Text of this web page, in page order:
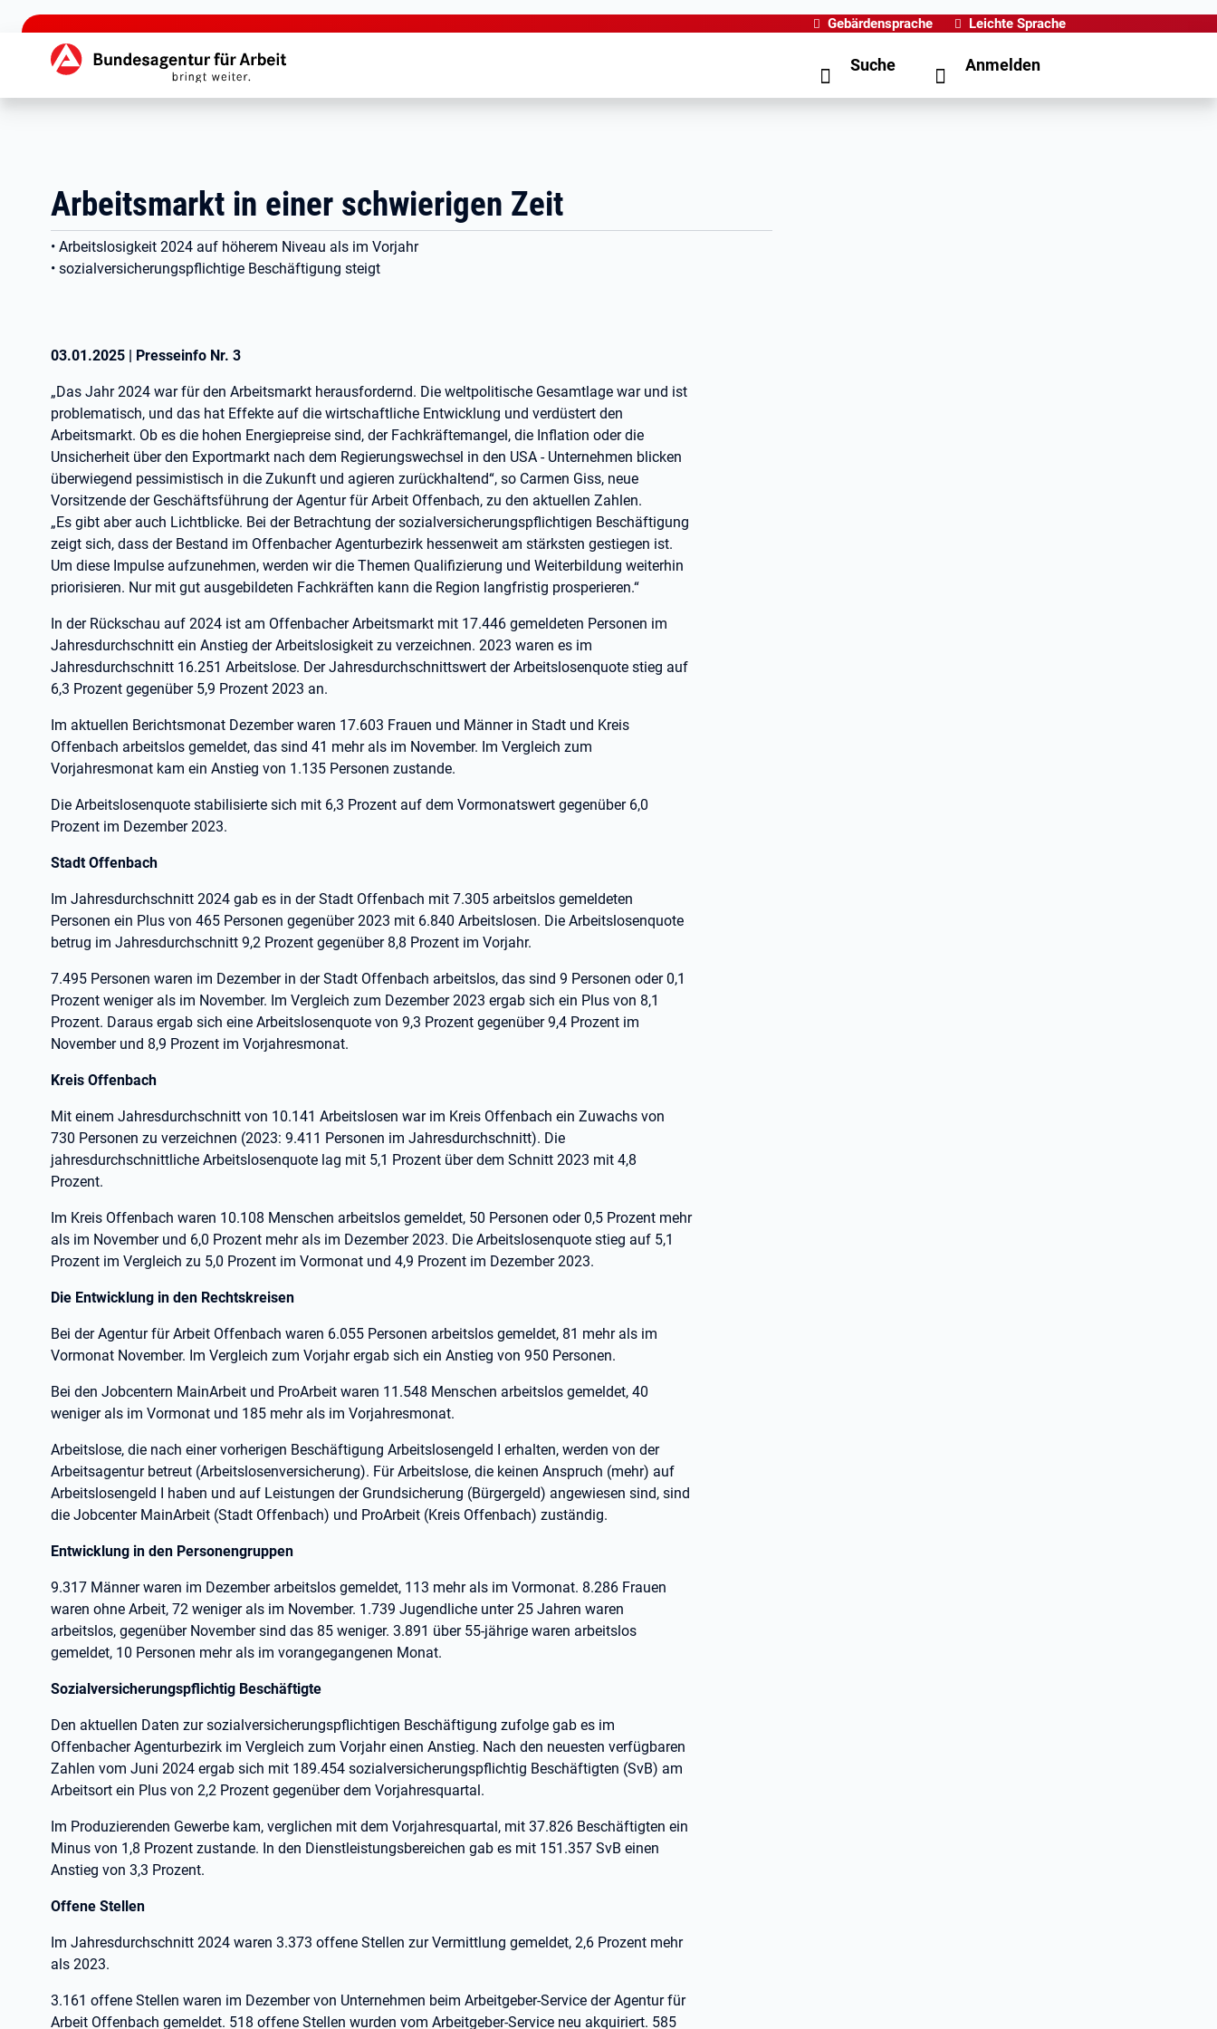
zu den Hauptinhalten springen
Gebärdensprache Leichte Sprache
Hauptnavigation Suche Anmelden
Arbeitsmarkt in einer schwierigen Zeit
• Arbeitslosigkeit 2024 auf höherem Niveau als im Vorjahr
• sozialversicherungspflichtige Beschäftigung steigt
03.01.2025 | Presseinfo Nr. 3
„Das Jahr 2024 war für den Arbeitsmarkt herausfordernd. Die weltpolitische Gesamtlage war und ist
problematisch, und das hat Effekte auf die wirtschaftliche Entwicklung und verdüstert den
Arbeitsmarkt. Ob es die hohen Energiepreise sind, der Fachkräftemangel, die Inflation oder die
Unsicherheit über den Exportmarkt nach dem Regierungswechsel in den USA - Unternehmen blicken
überwiegend pessimistisch in die Zukunft und agieren zurückhaltend“, so Carmen Giss, neue
Vorsitzende der Geschäftsführung der Agentur für Arbeit Offenbach, zu den aktuellen Zahlen.
„Es gibt aber auch Lichtblicke. Bei der Betrachtung der sozialversicherungspflichtigen Beschäftigung
zeigt sich, dass der Bestand im Offenbacher Agenturbezirk hessenweit am stärksten gestiegen ist.
Um diese Impulse aufzunehmen, werden wir die Themen Qualifizierung und Weiterbildung weiterhin
priorisieren. Nur mit gut ausgebildeten Fachkräften kann die Region langfristig prosperieren.“
In der Rückschau auf 2024 ist am Offenbacher Arbeitsmarkt mit 17.446 gemeldeten Personen im
Jahresdurchschnitt ein Anstieg der Arbeitslosigkeit zu verzeichnen. 2023 waren es im
Jahresdurchschnitt 16.251 Arbeitslose. Der Jahresdurchschnittswert der Arbeitslosenquote stieg auf
6,3 Prozent gegenüber 5,9 Prozent 2023 an.
Im aktuellen Berichtsmonat Dezember waren 17.603 Frauen und Männer in Stadt und Kreis
Offenbach arbeitslos gemeldet, das sind 41 mehr als im November. Im Vergleich zum
Vorjahresmonat kam ein Anstieg von 1.135 Personen zustande.
Die Arbeitslosenquote stabilisierte sich mit 6,3 Prozent auf dem Vormonatswert gegenüber 6,0
Prozent im Dezember 2023.
Stadt Offenbach
Im Jahresdurchschnitt 2024 gab es in der Stadt Offenbach mit 7.305 arbeitslos gemeldeten
Personen ein Plus von 465 Personen gegenüber 2023 mit 6.840 Arbeitslosen. Die Arbeitslosenquote
betrug im Jahresdurchschnitt 9,2 Prozent gegenüber 8,8 Prozent im Vorjahr.
7.495 Personen waren im Dezember in der Stadt Offenbach arbeitslos, das sind 9 Personen oder 0,1
Prozent weniger als im November. Im Vergleich zum Dezember 2023 ergab sich ein Plus von 8,1
Prozent. Daraus ergab sich eine Arbeitslosenquote von 9,3 Prozent gegenüber 9,4 Prozent im
November und 8,9 Prozent im Vorjahresmonat.
Kreis Offenbach
Mit einem Jahresdurchschnitt von 10.141 Arbeitslosen war im Kreis Offenbach ein Zuwachs von
730 Personen zu verzeichnen (2023: 9.411 Personen im Jahresdurchschnitt). Die
jahresdurchschnittliche Arbeitslosenquote lag mit 5,1 Prozent über dem Schnitt 2023 mit 4,8
Prozent.
Im Kreis Offenbach waren 10.108 Menschen arbeitslos gemeldet, 50 Personen oder 0,5 Prozent mehr
als im November und 6,0 Prozent mehr als im Dezember 2023. Die Arbeitslosenquote stieg auf 5,1
Prozent im Vergleich zu 5,0 Prozent im Vormonat und 4,9 Prozent im Dezember 2023.
Die Entwicklung in den Rechtskreisen
Bei der Agentur für Arbeit Offenbach waren 6.055 Personen arbeitslos gemeldet, 81 mehr als im
Vormonat November. Im Vergleich zum Vorjahr ergab sich ein Anstieg von 950 Personen.
Bei den Jobcentern MainArbeit und ProArbeit waren 11.548 Menschen arbeitslos gemeldet, 40
weniger als im Vormonat und 185 mehr als im Vorjahresmonat.
Arbeitslose, die nach einer vorherigen Beschäftigung Arbeitslosengeld I erhalten, werden von der
Arbeitsagentur betreut (Arbeitslosenversicherung). Für Arbeitslose, die keinen Anspruch (mehr) auf
Arbeitslosengeld I haben und auf Leistungen der Grundsicherung (Bürgergeld) angewiesen sind, sind
die Jobcenter MainArbeit (Stadt Offenbach) und ProArbeit (Kreis Offenbach) zuständig.
Entwicklung in den Personengruppen
9.317 Männer waren im Dezember arbeitslos gemeldet, 113 mehr als im Vormonat. 8.286 Frauen
waren ohne Arbeit, 72 weniger als im November. 1.739 Jugendliche unter 25 Jahren waren
arbeitslos, gegenüber November sind das 85 weniger. 3.891 über 55-jährige waren arbeitslos
gemeldet, 10 Personen mehr als im vorangegangenen Monat.
Sozialversicherungspflichtig Beschäftigte
Den aktuellen Daten zur sozialversicherungspflichtigen Beschäftigung zufolge gab es im
Offenbacher Agenturbezirk im Vergleich zum Vorjahr einen Anstieg. Nach den neuesten verfügbaren
Zahlen vom Juni 2024 ergab sich mit 189.454 sozialversicherungspflichtig Beschäftigten (SvB) am
Arbeitsort ein Plus von 2,2 Prozent gegenüber dem Vorjahresquartal.
Im Produzierenden Gewerbe kam, verglichen mit dem Vorjahresquartal, mit 37.826 Beschäftigten ein
Minus von 1,8 Prozent zustande. In den Dienstleistungsbereichen gab es mit 151.357 SvB einen
Anstieg von 3,3 Prozent.
Offene Stellen
Im Jahresdurchschnitt 2024 waren 3.373 offene Stellen zur Vermittlung gemeldet, 2,6 Prozent mehr
als 2023.
3.161 offene Stellen waren im Dezember von Unternehmen beim Arbeitgeber-Service der Agentur für
Arbeit Offenbach gemeldet. 518 offene Stellen wurden vom Arbeitgeber-Service neu akquiriert. 585